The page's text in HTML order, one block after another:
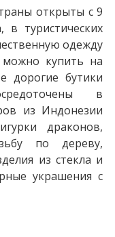
открыты с 9
туристических
одежду
купить на
дорогие бутики
в
из Индонезии
драконов,
по дереву,
из стекла и
украшения с